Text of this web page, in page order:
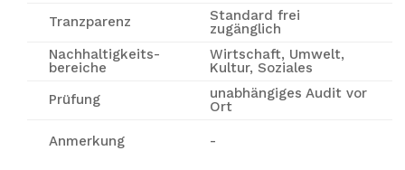
Tranzparenz
Standard frei
zugänglich
Nachhaltigkeits-
bereiche
Wirtschaft, Umwelt,
Kultur, Soziales
Prüfung
unabhängiges Audit vor
Ort
Anmerkung -